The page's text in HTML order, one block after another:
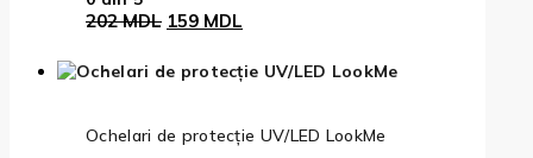
202MDL 159 MDL
Ochelari de protecție UV/LED LookMe